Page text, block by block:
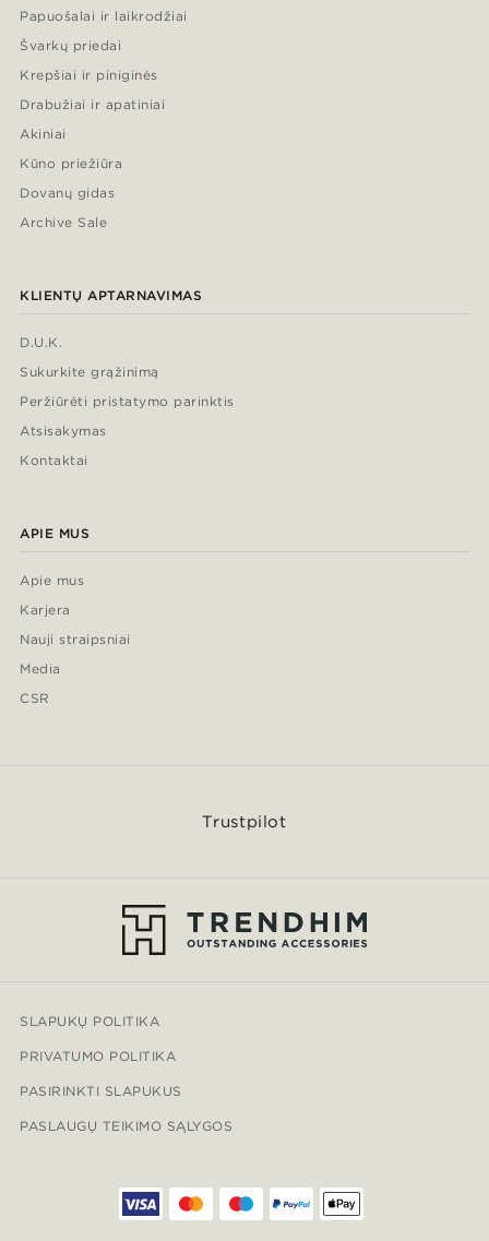
Papuošalai ir laikrodžiai
Švarkų priedai
Krepšiai ir piniginės
Drabužiai ir apatiniai
Akiniai
Kūno priežiūra
Dovanų gidas
Archive Sale
KLIENTŲ APTARNAVIMAS
D.U.K.
Sukurkite grąžinimą
Peržiūrėti pristatymo parinktis
Atsisakymas
Kontaktai
APIE MUS
Apie mus
Karjera
Nauji straipsniai
Media
CSR
Trustpilot
SLAPUKŲ POLITIKA
PRIVATUMO POLITIKA
PASIRINKTI SLAPUKUS
PASLAUGŲ TEIKIMO SĄLYGOS